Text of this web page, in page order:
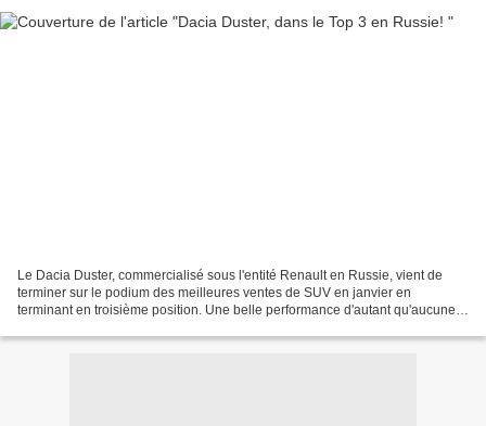
Le Dacia Duster, commercialisé sous l'entité Renault en Russie, vient de
terminer sur le podium des meilleures ventes de SUV en janvier en
terminant en troisième position. Une belle performance d'autant qu'aucune